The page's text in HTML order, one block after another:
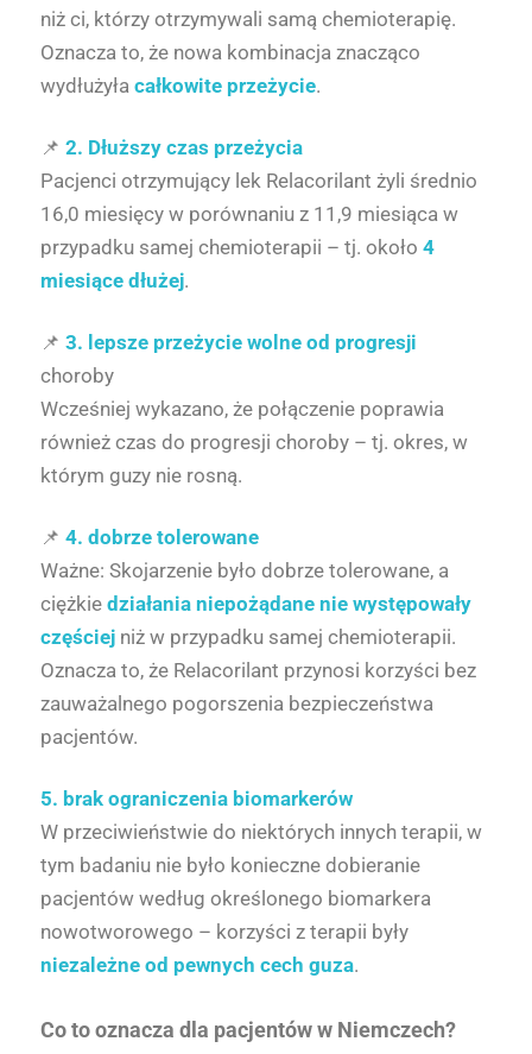
niż ci, którzy otrzymywali samą chemioterapię.
Oznacza to, że nowa kombinacja znacząco
wydłużyła całkowite przeżycie.
📌 2. Dłuższy czas przeżycia
Pacjenci otrzymujący lek Relacorilant żyli średnio
16,0 miesięcy w porównaniu z 11,9 miesiąca w
przypadku samej chemioterapii – tj. około 4
miesiące dłużej.
📌 3. lepsze przeżycie wolne od progresji
choroby
Wcześniej wykazano, że połączenie poprawia
również czas do progresji choroby – tj. okres, w
którym guzy nie rosną.
📌 4. dobrze tolerowane
Ważne: Skojarzenie było dobrze tolerowane, a
ciężkie działania niepożądane nie występowały
częściej niż w przypadku samej chemioterapii.
Oznacza to, że Relacorilant przynosi korzyści bez
zauważalnego pogorszenia bezpieczeństwa
pacjentów.
5. brak ograniczenia biomarkerów
W przeciwieństwie do niektórych innych terapii, w
tym badaniu nie było konieczne dobieranie
pacjentów według określonego biomarkera
nowotworowego – korzyści z terapii były
niezależne od pewnych cech guza.
Co to oznacza dla pacjentów w Niemczech?